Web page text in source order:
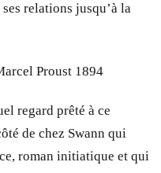
relations jusqu’à la
Proust 1894
regard prêté à ce
de chez Swann qui
roman initiatique et qui